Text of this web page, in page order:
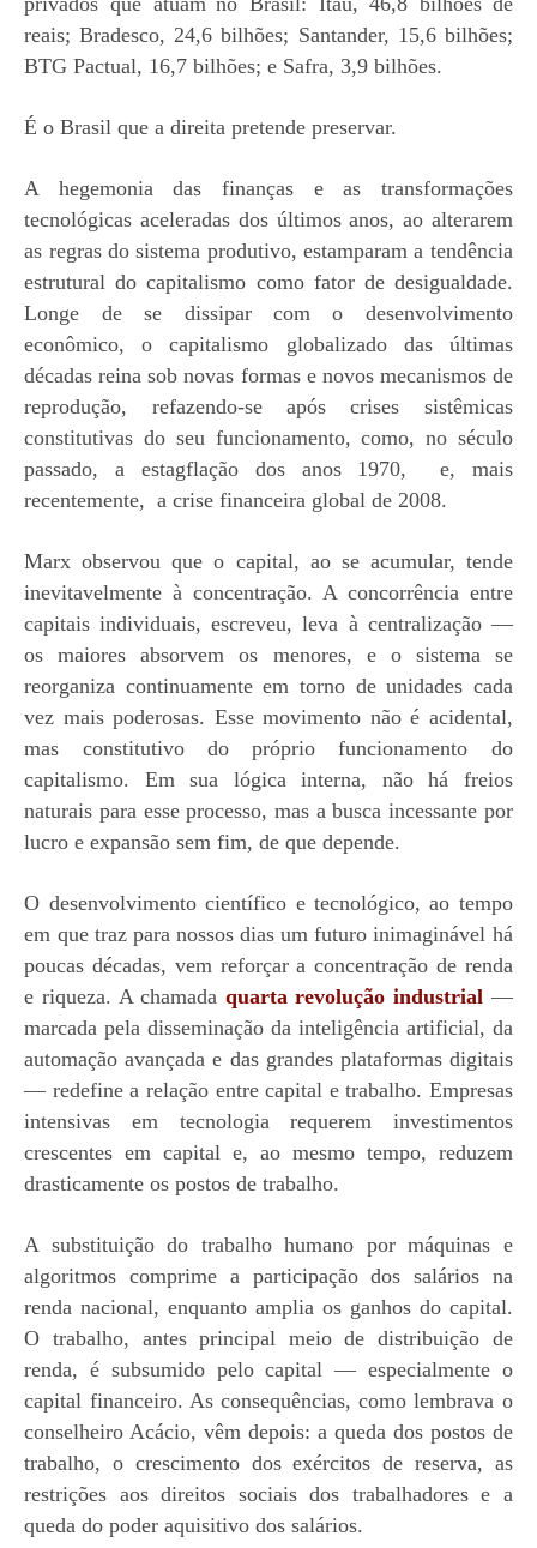
reais; Bradesco, 24,6 bilhões; Santander, 15,6 bilhões;
BTG Pactual, 16,7 bilhões; e Safra, 3,9 bilhões.
É o Brasil que a direita pretende preservar.
A hegemonia das finanças e as transformações
tecnológicas aceleradas dos últimos anos, ao alterarem
as regras do sistema produtivo, estamparam a tendência
estrutural do capitalismo como fator de desigualdade.
Longe de se dissipar com o desenvolvimento
econômico, o capitalismo globalizado das últimas
décadas reina sob novas formas e novos mecanismos de
reprodução, refazendo-se após crises sistêmicas
constitutivas do seu funcionamento, como, no século
passado, a estagflação dos anos 1970, e, mais
recentemente, a crise financeira global de 2008.
Marx observou que o capital, ao se acumular, tende
inevitavelmente à concentração. A concorrência entre
capitais individuais, escreveu, leva à centralização —
os maiores absorvem os menores, e o sistema se
reorganiza continuamente em torno de unidades cada
vez mais poderosas. Esse movimento não é acidental,
mas constitutivo do próprio funcionamento do
capitalismo. Em sua lógica interna, não há freios
naturais para esse processo, mas a busca incessante por
lucro e expansão sem fim, de que depende.
O desenvolvimento científico e tecnológico, ao tempo
em que traz para nossos dias um futuro inimaginável há
poucas décadas, vem reforçar a concentração de renda
e riqueza. A chamada quarta revolução industrial —
marcada pela disseminação da inteligência artificial, da
automação avançada e das grandes plataformas digitais
— redefine a relação entre capital e trabalho. Empresas
intensivas em tecnologia requerem investimentos
crescentes em capital e, ao mesmo tempo, reduzem
drasticamente os postos de trabalho.
A substituição do trabalho humano por máquinas e
algoritmos comprime a participação dos salários na
renda nacional, enquanto amplia os ganhos do capital.
O trabalho, antes principal meio de distribuição de
renda, é subsumido pelo capital — especialmente o
capital financeiro. As consequências, como lembrava o
conselheiro Acácio, vêm depois: a queda dos postos de
trabalho, o crescimento dos exércitos de reserva, as
restrições aos direitos sociais dos trabalhadores e a
queda do poder aquisitivo dos salários.